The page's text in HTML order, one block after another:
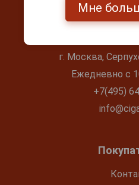
г. Москва,
Ежедневно с
+7(495)
Мне